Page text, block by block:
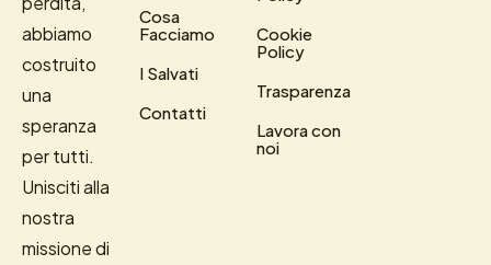
abbiamo
costruito
una
speranza
per tutti.
Unisciti alla
nostra
missione di
Cosa
Facciamo
I Salvati
Contatti
Cookie
Policy
Trasparenza
Lavora con
noi